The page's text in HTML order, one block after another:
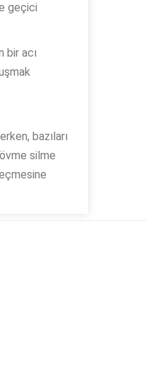
geçici
bir acı
bazıları
silme